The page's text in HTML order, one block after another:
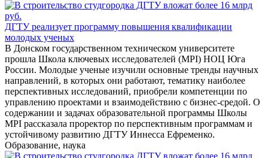
ДГТУ реализует программу повышения квалификации
молодых ученых
В Донском государственном техническом университете
прошла Школа ключевых исследователей (MPI) НОЦ Юга
России. Молодые ученые изучили основные тренды научных
направлений, в которых они работают, тематику наиболее
перспективных исследований, приобрели компетенции по
управлению проектами и взаимодействию с бизнес-средой. О
содержании и задачах образовательной программы Школы
MPI рассказала проректор по перспективным программам и
устойчивому развитию ДГТУ Иннесса Ефременко.
Образование, наука